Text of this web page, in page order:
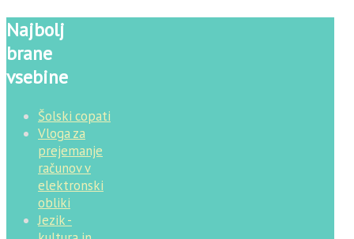
Najbolj
brane
vsebine
Šolski copati
Vloga za
prejemanje
računov v
elektronski
obliki
Jezik -